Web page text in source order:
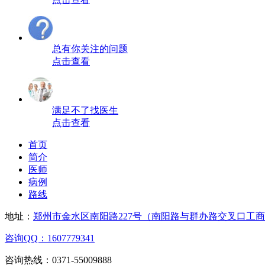
总有你关注的问题
点击查看
满足不了找医生
点击查看
首页
简介
医师
病例
路线
地址： 郑州市金水区南阳路227号（南阳路与群办路交叉口工商
咨询QQ：1607779341
咨询热线：0371-55009888